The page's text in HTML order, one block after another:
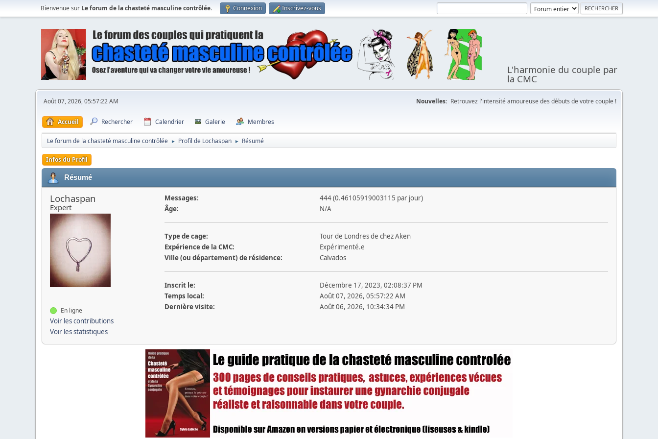
Bienvenue sur Le forum de la chasteté masculine contrôlée. Connexion Inscrivez-vous
L'harmonie du couple par
la CMC
Août 07, 2026, 05:57:22 AM Nouvelles: Retrouvez l'intensité amoureuse des débuts de votre couple !
Accueil Rechercher Calendrier Galerie Membres
Le forum de la chasteté masculine contrôlée ► Profil de Lochaspan ► Résumé
Infos du Profil
Résumé
Lochaspan
Expert
En ligne
Voir les contributions
Voir les statistiques
Messages:
444 (0.46105919003115 par jour)
Âge:
N/A
Type de cage:
Tour de Londres de chez Aken
Expérience de la CMC:
Expérimenté.e
Ville (ou département) de résidence:
Calvados
Inscrit le:
Décembre 17, 2023, 02:08:37 PM
Temps local:
Août 07, 2026, 05:57:22 AM
Dernière visite:
Août 06, 2026, 10:34:34 PM